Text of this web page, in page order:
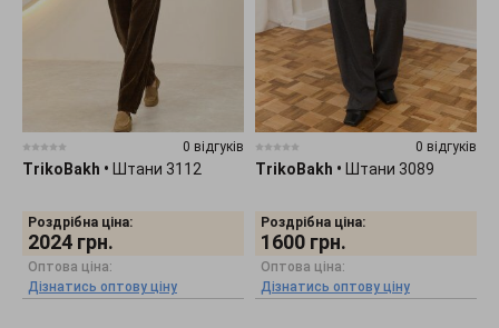
0 відгуків
TrikoBakh • Штани 3112
Роздрібна ціна:
2024 грн.
Оптова ціна:
Дізнатись оптову ціну
0 відгуків
TrikoBakh • Штани 3089
Роздрібна ціна:
1600 грн.
Оптова ціна:
Дізнатись оптову ціну